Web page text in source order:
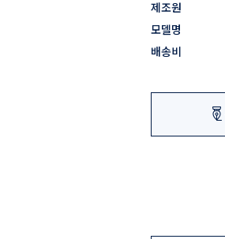
제조원
모델명
배송비